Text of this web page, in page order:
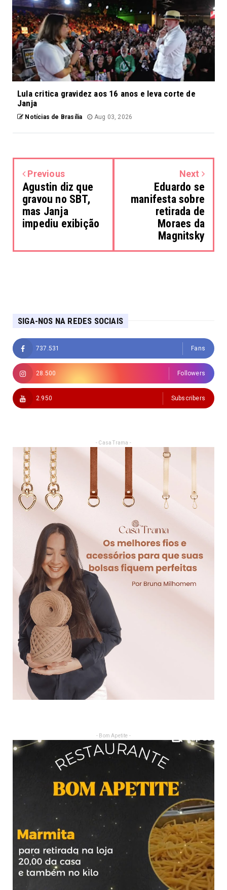
Lula critica gravidez aos 16 anos e leva corte de
Janja
Notícias de Brasília Aug 03, 2026
Previous
Agustin diz que
gravou no SBT,
mas Janja
impediu exibição
Next
Eduardo se
manifesta sobre
retirada de
Moraes da
Magnitsky
SIGA-NOS NA REDES SOCIAIS
737.531 Fans
28.500 Followers
2.950 Subscribers
- Casa Trama -
- Bom Apetite -